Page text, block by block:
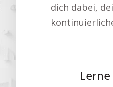
dich dabei,